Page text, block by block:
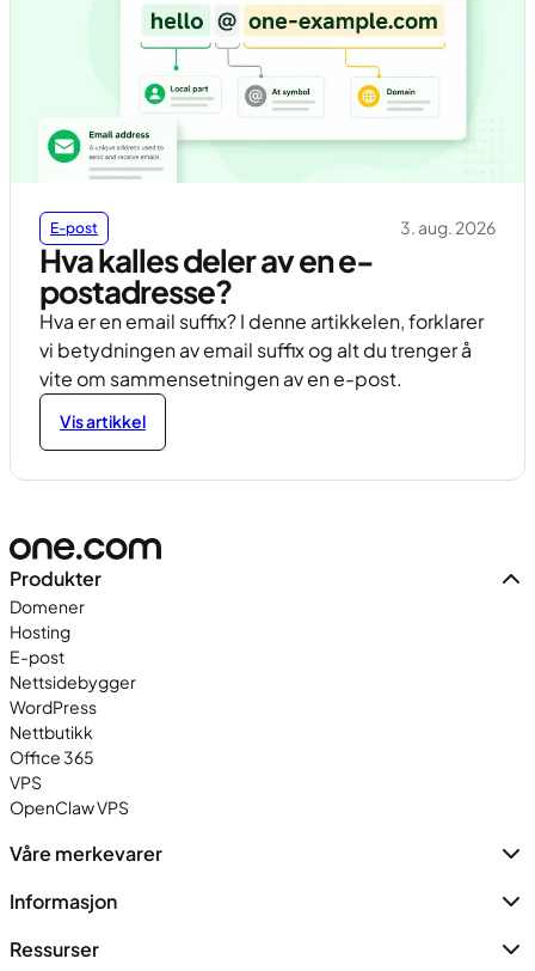
E-post 3. aug. 2026
Hva kalles deler av en e-
postadresse?
Hva er en email suffix? I denne artikkelen, forklarer
vi betydningen av email suffix og alt du trenger å
vite om sammensetningen av en e-post.
Vis artikkel
Produkter
Domener
Hosting
E-post
Nettsidebygger
WordPress
Nettbutikk
Office 365
VPS
OpenClaw VPS
Våre merkevarer
Informasjon
Ressurser